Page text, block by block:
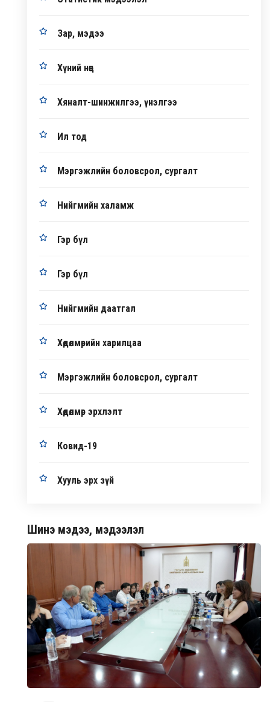
Зар, мэдээ
Хүний нөөц
Хяналт-шинжилгээ, үнэлгээ
Ил тод
Мэргэжлийн боловсрол, сургалт
Нийгмийн халамж
Гэр бүл
Гэр бүл
Нийгмийн даатгал
Хөдөлмөрийн харилцаа
Мэргэжлийн боловсрол, сургалт
Хөдөлмөр эрхлэлт
Ковид-19
Хууль эрх зүй
Шинэ мэдээ, мэдээлэл